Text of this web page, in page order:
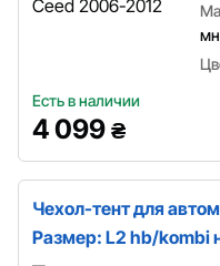
Есть в наличии
4 099 ₴
Чехол-тент для
Размер: L2 hb/kombi